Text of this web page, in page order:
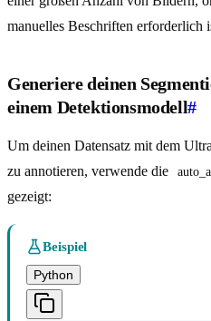
manuelles Beschriften erforderlich
Generiere deinen
einem Detektionsmodell#
Um deinen Datensatz mit dem
zu annotieren, verwende die
gezeigt:
Beispiel
Python